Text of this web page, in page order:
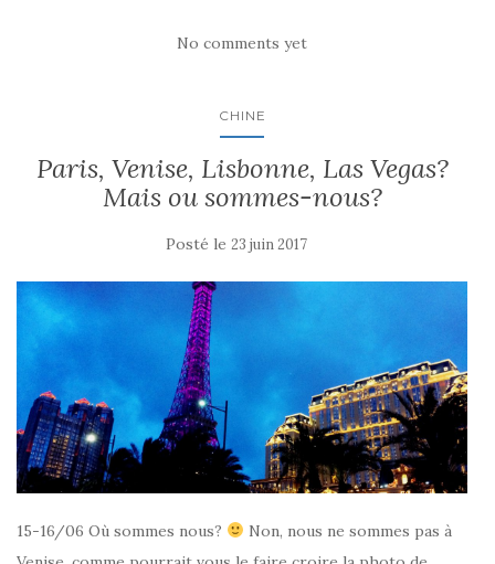
No comments yet
CHINE
Paris, Venise, Lisbonne, Las Vegas?
Mais ou sommes-nous?
Posté le 23 juin 2017
15-16/06 Où sommes nous?
Non, nous ne sommes pas à